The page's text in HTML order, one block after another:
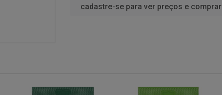
cadastre-se para ver preços e comprar